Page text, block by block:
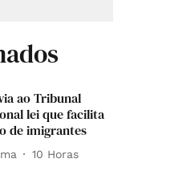
ao Tribunal
lei que facilita
de imigrantes
10 Horas